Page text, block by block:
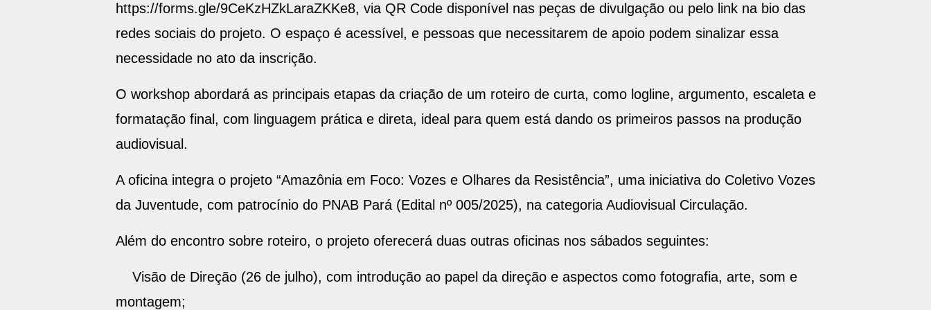
https://forms.gle/9CeKzHZkLaraZKKe8, via QR Code disponível nas peças de divulgação ou pelo link na bio das
redes sociais do projeto. O espaço é acessível, e pessoas que necessitarem de apoio podem sinalizar essa
necessidade no ato da inscrição.
O workshop abordará as principais etapas da criação de um roteiro de curta, como logline, argumento, escaleta e
formatação final, com linguagem prática e direta, ideal para quem está dando os primeiros passos na produção
audiovisual.
A oficina integra o projeto “Amazônia em Foco: Vozes e Olhares da Resistência”, uma iniciativa do Coletivo Vozes
da Juventude, com patrocínio do PNAB Pará (Edital nº 005/2025), na categoria Audiovisual Circulação.
Além do encontro sobre roteiro, o projeto oferecerá duas outras oficinas nos sábados seguintes:
Visão de Direção (26 de julho), com introdução ao papel da direção e aspectos como fotografia, arte, som e
montagem;